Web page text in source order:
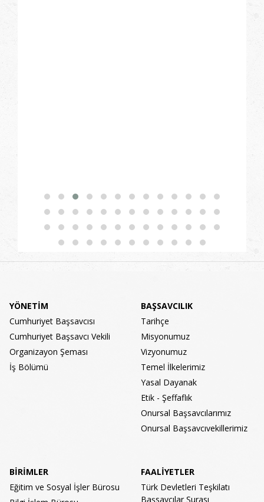
YÖNETİM
Cumhuriyet Başsavcısı
Cumhuriyet Başsavcı Vekili
Organizayon Şeması
İş Bölümü
BAŞSAVCILIK
Tarihçe
Misyonumuz
Vizyonumuz
Temel İlkelerimiz
Yasal Dayanak
Etik - Şeffaflık
Onursal Başsavcılarımız
Onursal Başsavcıvekillerimiz
BİRİMLER
Eğitim ve Sosyal İşler Bürosu
FAALİYETLER
Türk Devletleri Teşkilatı
Başsavcılar Şurası